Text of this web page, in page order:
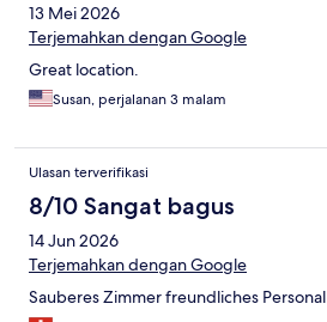
13 Mei 2026
Terjemahkan dengan Google
Great location.
Susan, perjalanan 3 malam
Ulasan terverifikasi
8/10 Sangat bagus
14 Jun 2026
Terjemahkan dengan Google
Sauberes Zimmer freundliches Personal